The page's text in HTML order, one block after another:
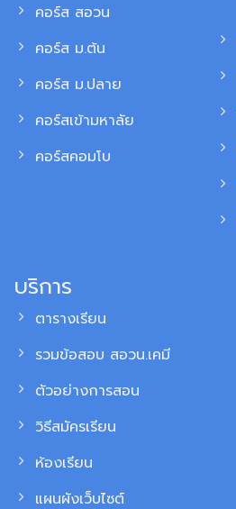
คอร์ส สอวน
คอร์ส ม.ต้น
คอร์ส ม.ปลาย
คอร์สเข้ามหาลัย
คอร์สคอมโบ
บริการ
ตารางเรียน
รวมข้อสอบ สอวน.เคมี
ตัวอย่างการสอน
วิธีสมัครเรียน
ห้องเรียน
แผนผังเว็บไซต์